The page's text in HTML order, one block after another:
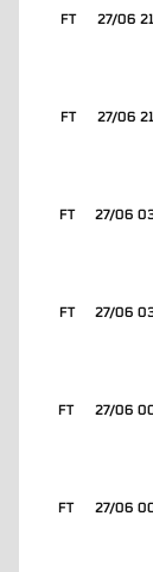
27/06
FT
27/06
FT
27/06
FT
27/06
FT
27/06
FT
27/06
FT